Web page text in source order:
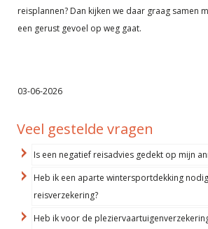
reisplannen? Dan kijken we daar graag samen
een gerust gevoel op weg gaat.
03-06-2026
Veel gestelde vragen
Is een negatief reisadvies gedekt op mijn
Heb ik een aparte wintersportdekking
reisverzekering?
Heb ik voor de